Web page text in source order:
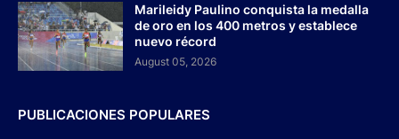
Marileidy Paulino conquista la medalla
de oro en los 400 metros y establece
nuevo récord
August 05, 2026
PUBLICACIONES POPULARES